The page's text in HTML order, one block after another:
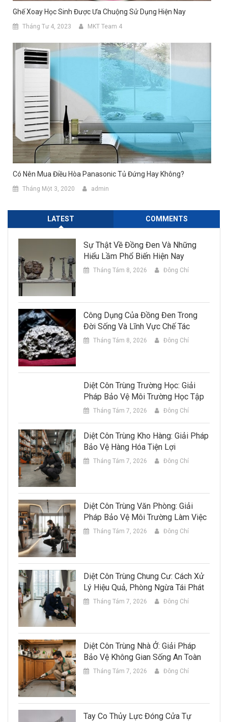
Ghế Xoay Học Sinh Được Ưa Chuộng Sử Dụng Hiện Nay
Tháng Tư 4, 2023 MKT Team 4
Có Nên Mua Điều Hòa Panasonic Tủ Đứng Hay Không?
Tháng Một 3, 2020 admin
LATEST COMMENTS
Sự Thật Về Đồng Đen Và Những
Hiểu Lầm Phổ Biến Hiện Nay
Tháng Tám 8, 2026 Đông Chí
Công Dụng Của Đồng Đen Trong
Đời Sống Và Lĩnh Vực Chế Tác
Tháng Tám 8, 2026 Đông Chí
Diệt Côn Trùng Trường Học: Giải
Pháp Bảo Vệ Môi Trường Học Tập
Tháng Tám 7, 2026 Đông Chí
Diệt Côn Trùng Kho Hàng: Giải Pháp
Bảo Vệ Hàng Hóa Tiện Lợi
Tháng Tám 7, 2026 Đông Chí
Diệt Côn Trùng Văn Phòng: Giải
Pháp Bảo Vệ Môi Trường Làm Việc
Tháng Tám 7, 2026 Đông Chí
Diệt Côn Trùng Chung Cư: Cách Xử
Lý Hiệu Quả, Phòng Ngừa Tái Phát
Tháng Tám 7, 2026 Đông Chí
Diệt Côn Trùng Nhà Ở: Giải Pháp
Bảo Vệ Không Gian Sống An Toàn
Tháng Tám 7, 2026 Đông Chí
Tay Co Thủy Lực Đóng Cửa Tự